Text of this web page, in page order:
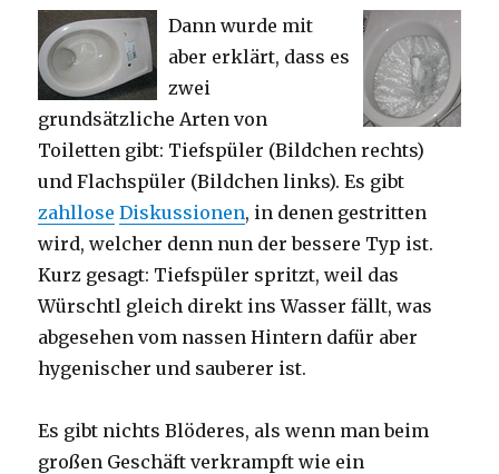
Dann wurde mit
aber erklärt, dass es
zwei
grundsätzliche Arten von
Toiletten gibt: Tiefspüler (Bildchen rechts)
und Flachspüler (Bildchen links). Es gibt
zahllose Diskussionen, in denen gestritten
wird, welcher denn nun der bessere Typ ist.
Kurz gesagt: Tiefspüler spritzt, weil das
Würschtl gleich direkt ins Wasser fällt, was
abgesehen vom nassen Hintern dafür aber
hygenischer und sauberer ist.
Es gibt nichts Blöderes, als wenn man beim
großen Geschäft verkrampft wie ein